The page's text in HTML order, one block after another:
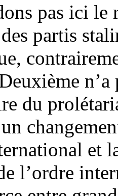
pas ici
partis
du
et
l’ordre